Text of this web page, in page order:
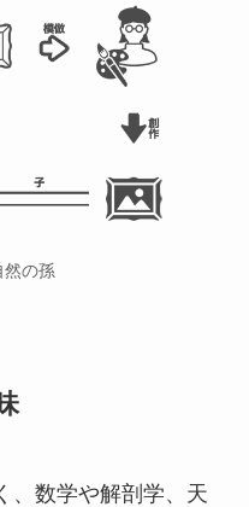
然の孫
、数学や解剖学、天